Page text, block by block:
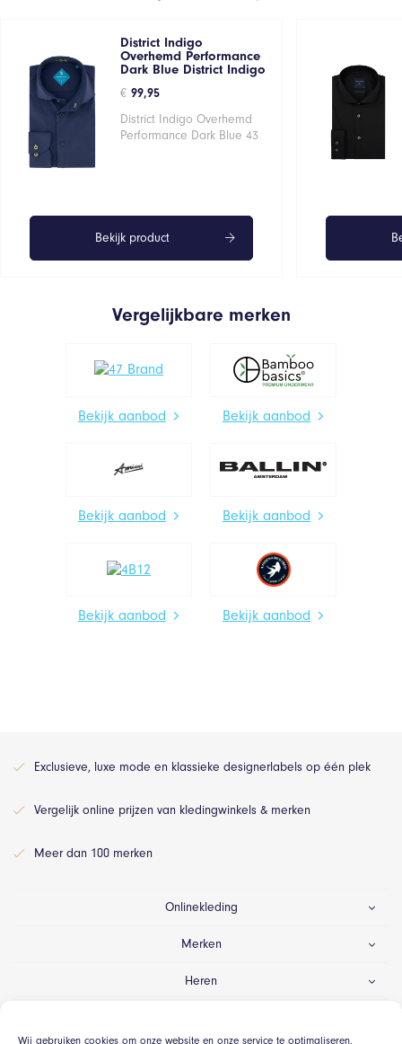
Wij gebruiken cookies om onze website en onze service te optimaliseren.
District Indigo
Overhemd Performance
Dark Blue District Indigo
€ 99,95
District Indigo Overhemd
Performance Dark Blue 43
Bekijk product
Vergelijkbare merken
Bekijk aanbod Bekijk aanbod
Bekijk aanbod Bekijk aanbod
Bekijk aanbod Bekijk aanbod
Exclusieve, luxe mode en klassieke designerlabels op één plek
Vergelijk online prijzen van kledingwinkels & merken
Meer dan 100 merken
Onlinekleding
Merken
Heren